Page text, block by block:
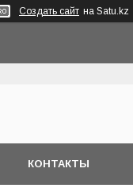
Создать сайт на Satu.kz
КОНТАКТЫ